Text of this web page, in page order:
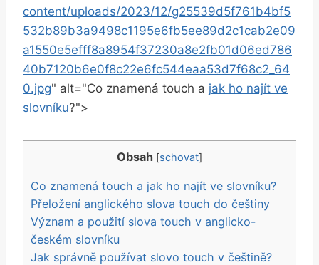
content/uploads/2023/12/g25539d5f761b4bf5
532b89b3a9498c1195e6fb5ee89d2c1cab2e09
a1550e5efff8a8954f37230a8e2fb01d06ed786
40b7120b6e0f8c22e6fc544eaa53d7f68c2_64
0.jpg" alt="Co znamená touch a jak ho najít ve
slovníku?">
Obsah [schovat]
Co znamená touch a jak ho najít ve slovníku?
Přeložení anglického slova touch do češtiny
Význam a použití slova touch v anglicko-
českém slovníku
Jak správně používat slovo touch v češtině?